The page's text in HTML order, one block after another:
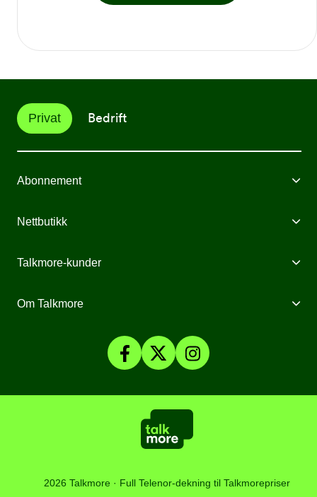
Privat Bedrift
Abonnement
Mobilabonnement
Priser
Nettbutikk
Mobiltelefoner
Talkmore-kunder
Mine Sider
Om Talkmore
Personvern og Cookies
Affiliate
2026 Talkmore · Full Telenor-dekning til Talkmorepriser